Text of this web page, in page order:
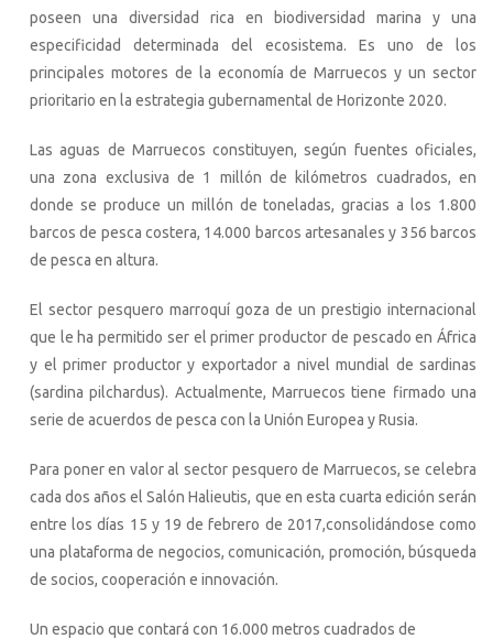
poseen una diversidad rica en biodiversidad marina y una
especificidad determinada del ecosistema. Es uno de los
principales motores de la economía de Marruecos y un sector
prioritario en la estrategia gubernamental de Horizonte 2020.
Las aguas de Marruecos constituyen, según fuentes oficiales,
una zona exclusiva de 1 millón de kilómetros cuadrados, en
donde se produce un millón de toneladas, gracias a los 1.800
barcos de pesca costera, 14.000 barcos artesanales y 356 barcos
de pesca en altura.
El sector pesquero marroquí goza de un prestigio internacional
que le ha permitido ser el primer productor de pescado en África
y el primer productor y exportador a nivel mundial de sardinas
(sardina pilchardus). Actualmente, Marruecos tiene firmado una
serie de acuerdos de pesca con la Unión Europea y Rusia.
Para poner en valor al sector pesquero de Marruecos, se celebra
cada dos años el Salón Halieutis, que en esta cuarta edición serán
entre los días 15 y 19 de febrero de 2017,consolidándose como
una plataforma de negocios, comunicación, promoción, búsqueda
de socios, cooperación e innovación.
Un espacio que contará con 16.000 metros cuadrados de